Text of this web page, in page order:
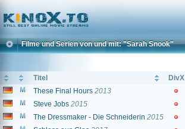
Home
Filme und Serien von und mit: "Sarah Snook"
Titel DivX
These Final Hours 2013
Steve Jobs 2015
The Dressmaker - Die Schneiderin 2015